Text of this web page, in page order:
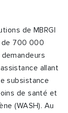
de MBRGI
de 700 000
allant
subsistance
de santé et
(WASH). Au